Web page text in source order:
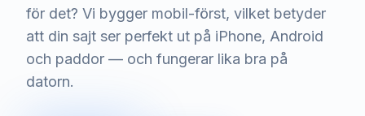
för det? Vi bygger mobil-först, vilket betyder
att din sajt ser perfekt ut på iPhone, Android
och paddor — och fungerar lika bra på
datorn.